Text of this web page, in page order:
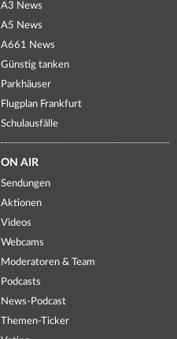
A3 News
A5 News
A661 News
Günstig tanken
Parkhäuser
Flugplan Frankfurt
Schulausfälle
ON AIR
Sendungen
Aktionen
Videos
Webcams
Moderatoren & Team
Podcasts
News-Podcast
Themen-Ticker